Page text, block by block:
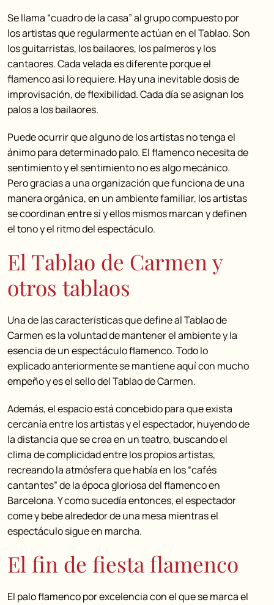
Se llama “cuadro de la casa” al grupo compuesto por
los artistas que regularmente actúan en el Tablao. Son
los guitarristas, los bailaores, los palmeros y los
cantaores. Cada velada es diferente porque el
flamenco así lo requiere. Hay una inevitable dosis de
improvisación, de flexibilidad. Cada día se asignan los
palos a los bailaores.
Puede ocurrir que alguno de los artistas no tenga el
ánimo para determinado palo. El flamenco necesita de
sentimiento y el sentimiento no es algo mecánico.
Pero gracias a una organización que funciona de una
manera orgánica, en un ambiente familiar, los artistas
se coordinan entre sí y ellos mismos marcan y definen
el tono y el ritmo del espectáculo.
El Tablao de Carmen y
otros tablaos
Una de las características que define al Tablao de
Carmen es la voluntad de mantener el ambiente y la
esencia de un espectáculo flamenco. Todo lo
explicado anteriormente se mantiene aquí con mucho
empeño y es el sello del Tablao de Carmen.
Además, el espacio está concebido para que exista
cercanía entre los artistas y el espectador, huyendo de
la distancia que se crea en un teatro, buscando el
clima de complicidad entre los propios artistas,
recreando la atmósfera que había en los “cafés
cantantes” de la época gloriosa del flamenco en
Barcelona. Y como sucedía entonces, el espectador
come y bebe alrededor de una mesa mientras el
espectáculo sigue en marcha.
El fin de fiesta flamenco
El palo flamenco por excelencia con el que se marca el